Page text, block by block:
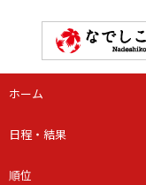
ホーム
日程・結果
順位